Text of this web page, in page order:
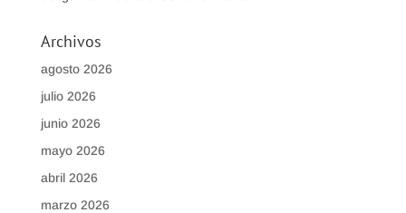
Archivos
agosto 2026
julio 2026
junio 2026
mayo 2026
abril 2026
marzo 2026